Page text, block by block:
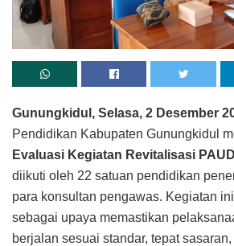
Gunungkidul, Selasa, 2 Desember
Pendidikan Kabupaten Gunungkidul
Evaluasi Kegiatan Revitalisasi
diikuti oleh 22 satuan pendidikan
para konsultan pengawas. Kegiatan
sebagai upaya memastikan
berjalan sesuai standar, tepat